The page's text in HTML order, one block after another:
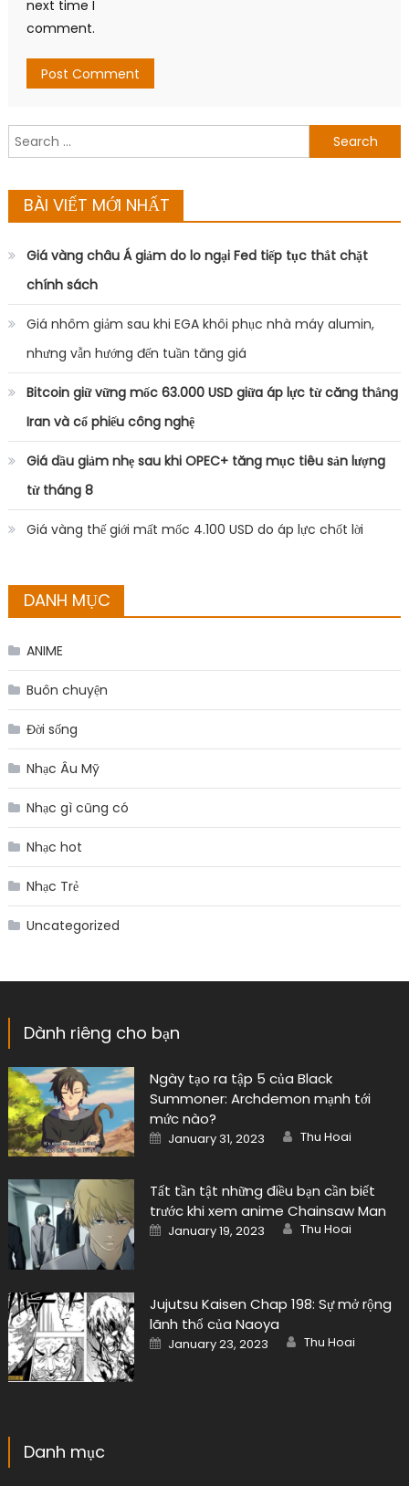
next time I
comment.
Search
for:
BÀI VIẾT MỚI NHẤT
Giá vàng châu Á giảm do lo ngại Fed tiếp tục thắt chặt
chính sách
Giá nhôm giảm sau khi EGA khôi phục nhà máy alumin,
nhưng vẫn hướng đến tuần tăng giá
Bitcoin giữ vững mốc 63.000 USD giữa áp lực từ căng thẳng
Iran và cổ phiếu công nghệ
Giá dầu giảm nhẹ sau khi OPEC+ tăng mục tiêu sản lượng
từ tháng 8
Giá vàng thế giới mất mốc 4.100 USD do áp lực chốt lời
DANH MỤC
ANIME
Buôn chuyện
Đời sống
Nhạc Âu Mỹ
Nhạc gì cũng có
Nhạc hot
Nhạc Trẻ
Uncategorized
Dành riêng cho bạn
Ngày tạo ra tập 5 của Black
Summoner: Archdemon mạnh tới
mức nào?
Posted
on
January 31, 2023 Author
Thu Hoai
Tất tần tật những điều bạn cần biết
trước khi xem anime Chainsaw Man
Posted
on
January 19, 2023 Author
Thu Hoai
Jujutsu Kaisen Chap 198: Sự mở rộng
lãnh thổ của Naoya
Posted
on
January 23, 2023 Author
Thu Hoai
Danh mục